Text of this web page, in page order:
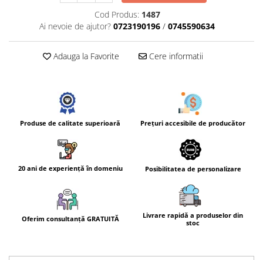
Cod Produs: 1487
Ai nevoie de ajutor? 0723190196 / 0745590634
Adauga la Favorite Cere informatii
Produse de calitate superioară Prețuri accesibile de producător
20 ani de experiență în domeniu Posibilitatea de personalizare
Oferim consultanță GRATUITĂ
Livrare rapidă a produselor din
stoc